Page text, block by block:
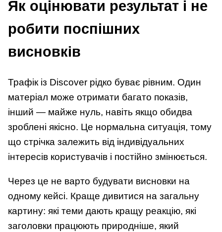
Як оцінювати результат і не
робити поспішних
висновків
Трафік із Discover рідко буває рівним. Один
матеріал може отримати багато показів,
інший — майже нуль, навіть якщо обидва
зроблені якісно. Це нормальна ситуація, тому
що стрічка залежить від індивідуальних
інтересів користувачів і постійно змінюється.
Через це не варто будувати висновки на
одному кейсі. Краще дивитися на загальну
картину: які теми дають кращу реакцію, які
заголовки працюють природніше, який